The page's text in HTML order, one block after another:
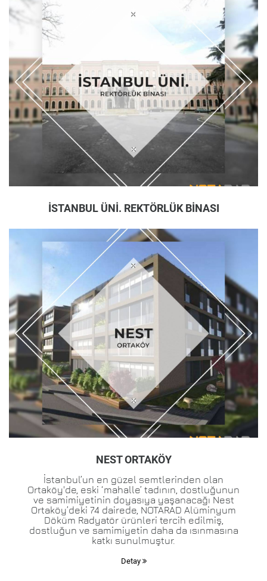
İSTANBUL ÜNİ. REKTÖRLÜK BİNASI
NEST ORTAKÖY
İstanbul’un en güzel semtlerinden olan
Ortaköy'de, eski ‘mahalle’ tadının, dostluğunun
ve samimiyetinin doyasıya yaşanacağı Nest
Ortaköy’deki 74 dairede, NOTARAD Alüminyum
Döküm Radyatör ürünleri tercih edilmiş,
dostluğun ve samimiyetin daha da ısınmasına
katkı sunulmuştur.
Detay 